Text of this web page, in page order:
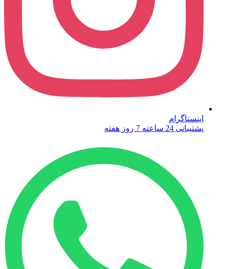
اینستاگرام
پشتیبانی 24 ساعته 7 روز هفته